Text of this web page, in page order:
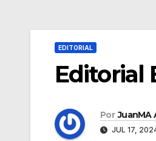
EDITORIAL
Editorial
Por JuanMA
JUL 17,